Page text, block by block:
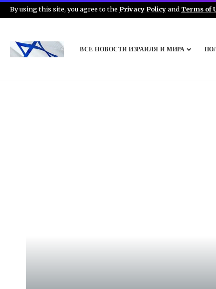
By using this site, you agree to the Privacy Policyand Terms of
ВСЕ НОВОСТИ ИЗРАИЛЯ И МИРА